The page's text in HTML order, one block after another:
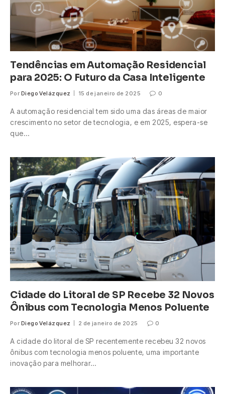
Tendências em Automação Residencial
para 2025: O Futuro da Casa Inteligente
Por Diego Velázquez 15 de janeiro de 2025 0
A automação residencial tem sido uma das áreas de maior
crescimento no setor de tecnologia, e em 2025, espera-se
que…
Cidade do Litoral de SP Recebe 32 Novos
Ônibus com Tecnologia Menos Poluente
Por Diego Velázquez 2 de janeiro de 2025 0
A cidade do litoral de SP recentemente recebeu 32 novos
ônibus com tecnologia menos poluente, uma importante
inovação para melhorar…